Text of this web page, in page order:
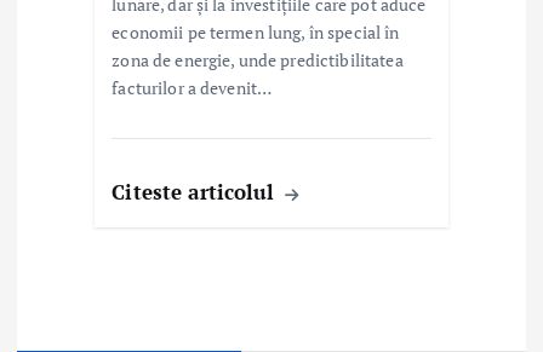
lunare, dar și la investițiile care pot aduce
economii pe termen lung, în special în
zona de energie, unde predictibilitatea
facturilor a devenit…
Citeste articolul